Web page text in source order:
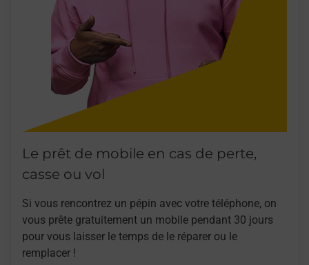
Le prêt de mobile en cas de perte,
casse ou vol
Si vous rencontrez un pépin avec votre téléphone, on
vous prête gratuitement un mobile pendant 30 jours
pour vous laisser le temps de le réparer ou le
remplacer !